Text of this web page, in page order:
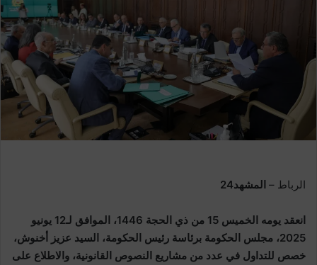
الرباط – المشهد24
انعقد يومه الخميس 15 من ذي الحجة 1446، الموافق لـ12 يونيو
2025، مجلس الحكومة برئاسة رئيس الحكومة، السيد عزيز أخنوش،
خصص للتداول في عدد من مشاريع النصوص القانونية، والاطلاع على